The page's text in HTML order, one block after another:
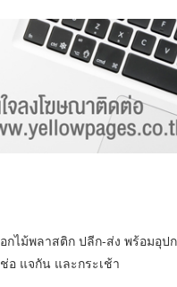
ไม้พลาสติก ปลีก-ส่ง พร้อมอุป
อ แจกัน และกระเช้า